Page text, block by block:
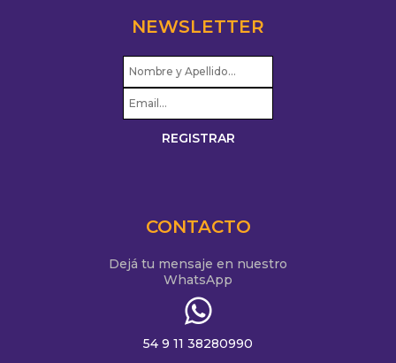
NEWSLETTER
CONTACTO
Dejá tu mensaje en nuestro
WhatsApp
54 9 11 38280990